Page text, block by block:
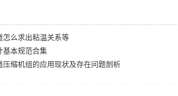
怎么求出粘温关系等
基本规范合集
压缩机组的应用现状及存在问题剖析